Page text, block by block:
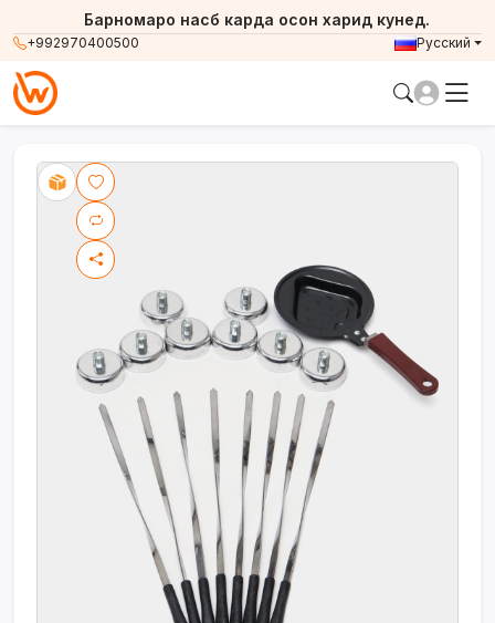
+992970400500
Барномаро насб карда осон харид кунед.
Русский